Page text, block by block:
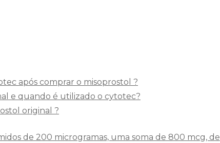
após comprar o misoprostol ?
e quando é utilizado o cytotec?
original ?
de 200 microgramas, uma soma de 800 mcg, de